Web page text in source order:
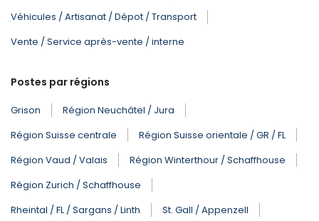
Véhicules / Artisanat / Dépot / Transport
Vente / Service après-vente / interne
Postes par régions
Grison
Région Neuchâtel / Jura
Région Suisse centrale
Région Suisse orientale / GR / FL
Région Vaud / Valais
Région Winterthour / Schaffhouse
Région Zurich / Schaffhouse
Rheintal / FL / Sargans / Linth
St. Gall / Appenzell